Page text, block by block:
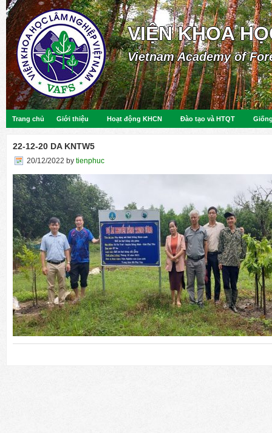
VIỆN KHOA
Vietnam Academy of
Trang chủ Giới thiệu Hoạt động KHCN Đào tạo và HTQT
22-12-20 DA KNTW5
20/12/2022 by tienphuc